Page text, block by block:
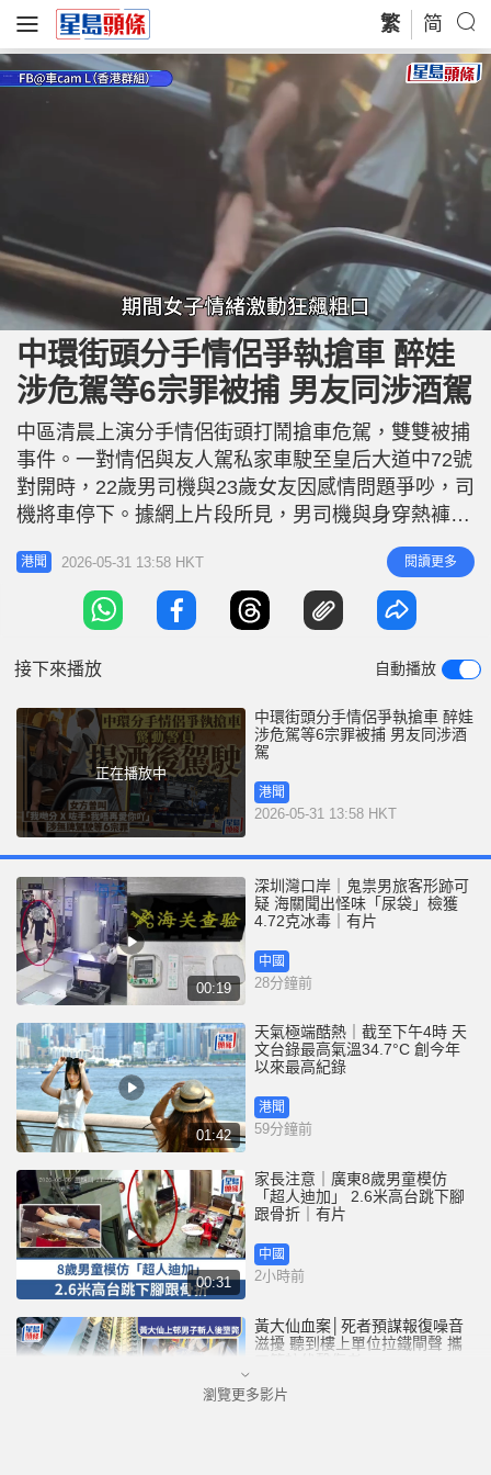
繁 简
U
n
m
u
t
e
L
o
a
d
e
d
:
5
8
7
5
%
中環街頭分手情侶爭執搶車 醉娃
涉危駕等6宗罪被捕 男友同涉酒駕
中區清晨上演分手情侶街頭打鬧搶車危駕，雙雙被捕
事件。一對情侶與友人駕私家車駛至皇后大道中72號
對開時，22歲男司機與23歲女友因感情問題爭吵，司
機將車停下。據網上片段所見，男司機與身穿熱褲的
女友落車後繼續口角，女方情緒激動大吵大鬧：「我
哋分X咗手，我唔再愛你吖」，她繼而坐上司機位，
三度用腳踢向男友下半身，又企圖駕車離開，男友與
友人嘗試阻止，但女事主強行踩油開車，導致其中一
港聞 2026-05-31 13:58 HKT 閱讀更多
接下來播放 自動播放
正在播放中
中環街頭分手情侶爭執搶車 醉娃
涉危駕等6宗罪被捕 男友同涉酒
駕
港聞
2026-05-31 13:58 HKT
00:19
深圳灣口岸｜鬼祟男旅客形跡可
疑 海關聞出怪味「尿袋」檢獲
4.72克冰毒｜有片
中國
28分鐘前
01:42
天氣極端酷熱｜截至下午4時 天
文台錄最高氣溫34.7°C 創今年
以來最高紀錄
港聞
59分鐘前
00:31
家長注意｜廣東8歲男童模仿
「超人迪加」 2.6米高台跳下腳
跟骨折｜有片
中國
2小時前
黃大仙血案│死者預謀報復噪音
滋擾 聽到樓上單位拉鐵閘聲 攜
港聞
瀏覽更多影片